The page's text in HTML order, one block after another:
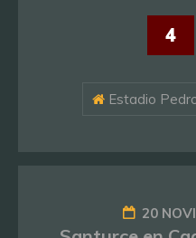
4
Estadio
20